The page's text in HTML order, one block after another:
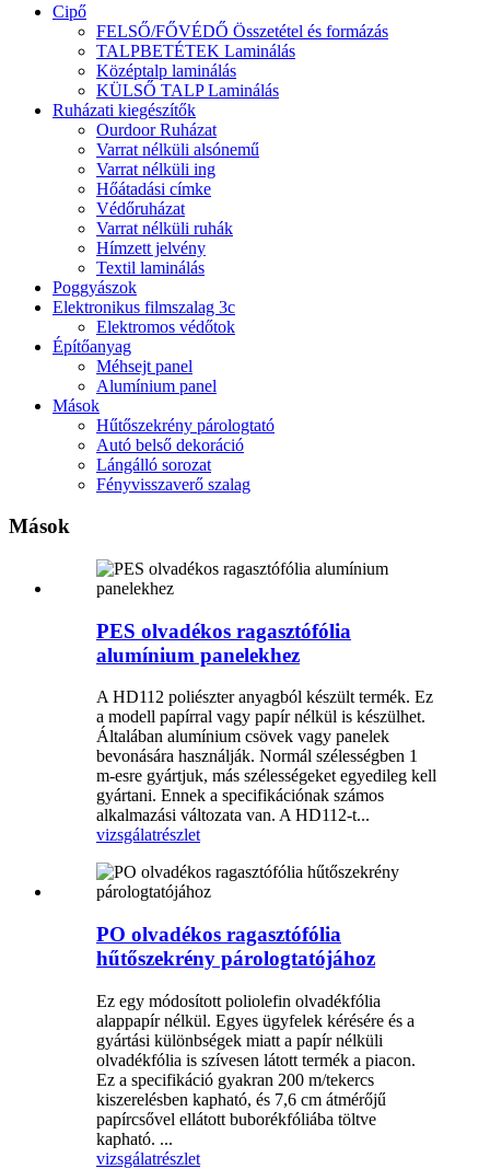
Cipő
FELSŐ/FŐVÉDŐ Összetétel és formázás
TALPBETÉTEK Laminálás
Középtalp laminálás
KÜLSŐ TALP Laminálás
Ruházati kiegészítők
Ourdoor Ruházat
Varrat nélküli alsónemű
Varrat nélküli ing
Hőátadási címke
Védőruházat
Varrat nélküli ruhák
Hímzett jelvény
Textil laminálás
Poggyászok
Elektronikus filmszalag 3c
Elektromos védőtok
Építőanyag
Méhsejt panel
Alumínium panel
Mások
Hűtőszekrény párologtató
Autó belső dekoráció
Lángálló sorozat
Fényvisszaverő szalag
Mások
PES olvadékos ragasztófólia
alumínium panelekhez
A HD112 poliészter anyagból készült termék. Ez
a modell papírral vagy papír nélkül is készülhet.
Általában alumínium csövek vagy panelek
bevonására használják. Normál szélességben 1
m-esre gyártjuk, más szélességeket egyedileg kell
gyártani. Ennek a specifikációnak számos
alkalmazási változata van. A HD112-t...
vizsgálatrészlet
PO olvadékos ragasztófólia
hűtőszekrény párologtatójához
Ez egy módosított poliolefin olvadékfólia
alappapír nélkül. Egyes ügyfelek kérésére és a
gyártási különbségek miatt a papír nélküli
olvadékfólia is szívesen látott termék a piacon.
Ez a specifikáció gyakran 200 m/tekercs
kiszerelésben kapható, és 7,6 cm átmérőjű
papírcsővel ellátott buborékfóliába töltve
kapható. ...
vizsgálatrészlet